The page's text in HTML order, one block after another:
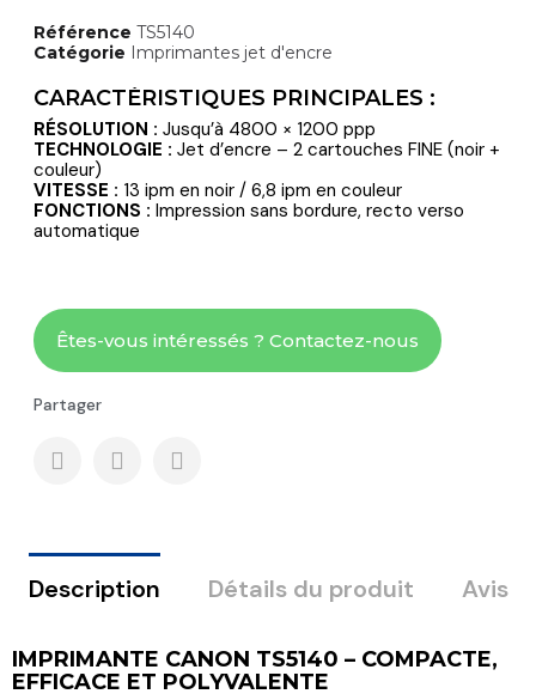
Référence TS5140
Catégorie Imprimantes jet d'encre
CARACTÉRISTIQUES PRINCIPALES :
RÉSOLUTION : Jusqu’à 4800 × 1200 ppp
TECHNOLOGIE : Jet d’encre – 2 cartouches FINE (noir +
couleur)
VITESSE : 13 ipm en noir / 6,8 ipm en couleur
FONCTIONS : Impression sans bordure, recto verso
automatique
Êtes-vous intéressés ? Contactez-nous
Partager
Description Détails du produit Avis
IMPRIMANTE CANON TS5140 – COMPACTE,
EFFICACE ET POLYVALENTE